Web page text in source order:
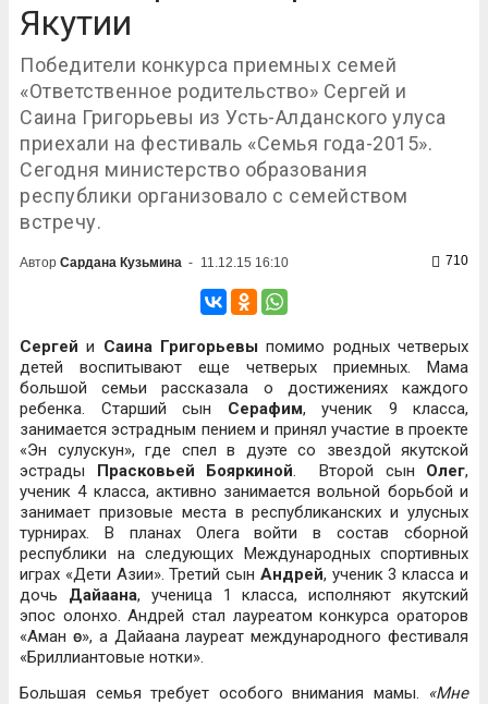
Якутии
Победители конкурса приемных семей
«Ответственное родительство» Сергей и
Саина Григорьевы из Усть-Алданского улуса
приехали на фестиваль «Семья года-2015».
Сегодня министерство образования
республики организовало с семейством
встречу.
Автор Сардана Кузьмина - 11.12.15 16:10 710
Сергей и Саина Григорьевы помимо родных четверых
детей воспитывают еще четверых приемных. Мама
большой семьи рассказала о достижениях каждого
ребенка. Старший сын Серафим, ученик 9 класса,
занимается эстрадным пением и принял участие в проекте
«Эн сулускун», где спел в дуэте со звездой якутской
эстрады Прасковьей Бояркиной. Второй сын Олег,
ученик 4 класса, активно занимается вольной борьбой и
занимает призовые места в республиканских и улусных
турнирах. В планах Олега войти в состав сборной
республики на следующих Международных спортивных
играх «Дети Азии». Третий сын Андрей, ученик 3 класса и
дочь Дайаана, ученица 1 класса, исполняют якутский
эпос олонхо. Андрей стал лауреатом конкурса ораторов
«Аман өс», а Дайаана лауреат международного фестиваля
«Бриллиантовые нотки».
Большая семья требует особого внимания мамы.
«Мне